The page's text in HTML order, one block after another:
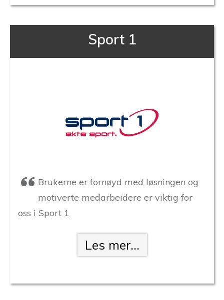
Sport 1
Brukerne er fornøyd med løsningen og
motiverte medarbeidere er viktig for
oss i Sport 1
Les mer...